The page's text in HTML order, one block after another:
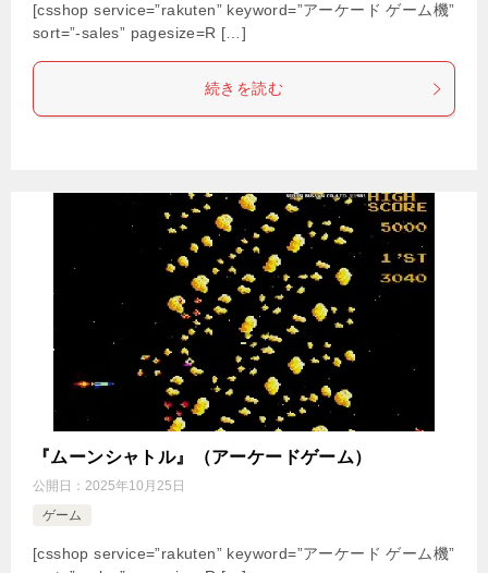
[csshop service=”rakuten” keyword=”アーケード ゲーム機”
sort=”-sales” pagesize=R […]
続きを読む
『ムーンシャトル』（アーケードゲーム）
公開日： 2025年10月25日
ゲーム
[csshop service=”rakuten” keyword=”アーケード ゲーム機”